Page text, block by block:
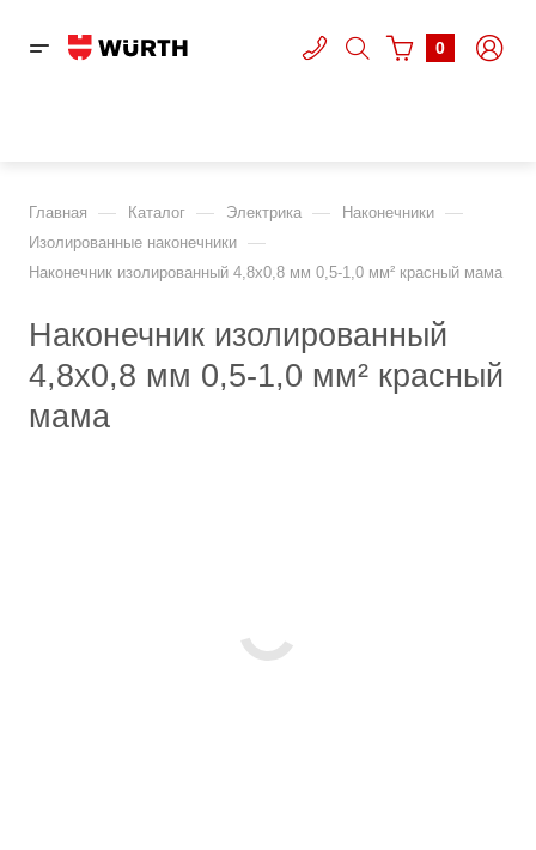
0
Главная — Каталог — Электрика — Наконечники —
Изолированные наконечники —
Наконечник изолированный 4,8х0,8 мм 0,5-1,0 мм² красный мама
Наконечник изолированный
4,8х0,8 мм 0,5-1,0 мм² красный
мама